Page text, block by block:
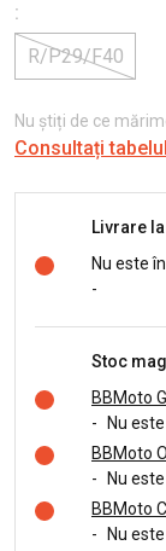
:
R/P29/F40
Nu știți de ce
Consultați
Livrare
Nu este
-
Stoc
BBMoto
-
Nu
BBMoto
-
Nu
BBMoto
-
Nu